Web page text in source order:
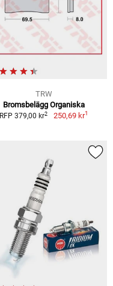
TRW
Bromsbelägg Organiska
RFP 379,00 kr2 250,69 kr1